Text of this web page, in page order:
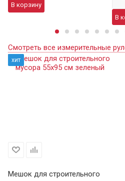
В корзину
В
Смотреть все измерительные
хит
Мешок для строительного